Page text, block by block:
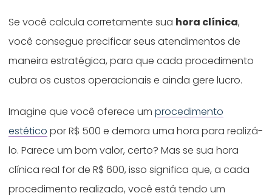
Se você calcula corretamente sua hora clínica,
você consegue precificar seus atendimentos de
maneira estratégica, para que cada procedimento
cubra os custos operacionais e ainda gere lucro.
Imagine que você oferece umprocedimento
estético por R$ 500 e demora uma hora para realizá-
lo. Parece um bom valor, certo? Mas se sua hora
clínica real for de R$ 600, isso significa que, a cada
procedimento realizado, você está tendo um